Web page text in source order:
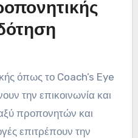
όπως το Coach’s Eye
την επικοινωνία και
προπονητών και
επιτρέπουν την